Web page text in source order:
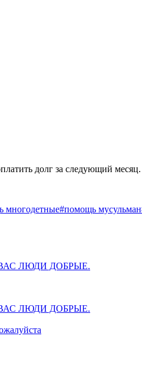
долг за следующий
многодетные#помощь мусульман
ЛЮДИ ДОБРЫЕ.
ЛЮДИ ДОБРЫЕ.